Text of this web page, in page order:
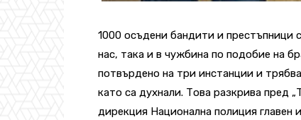
1000 осъдени бандити и престъпници
нас, така и в чужбина по подобие на
потвърдено на три инстанции и
като са духнали. Това разкрива пред
дирекция Национална полиция